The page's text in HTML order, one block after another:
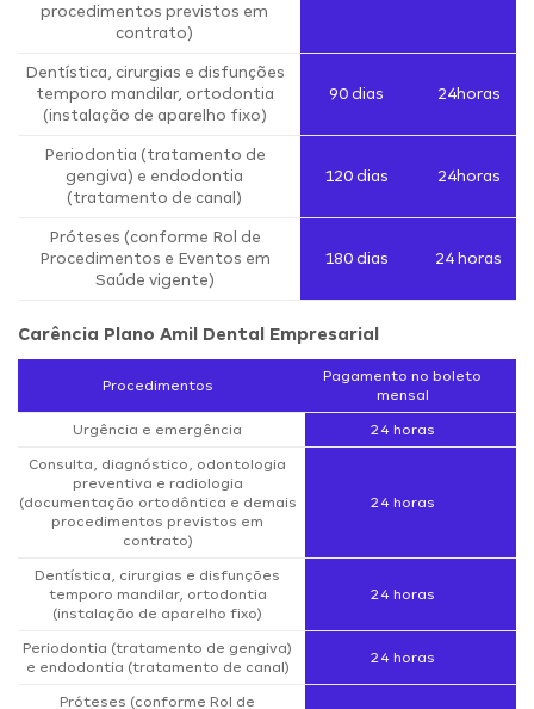
procedimentos previstos em
contrato)
Dentística, cirurgias e disfunções
temporo mandilar, ortodontia
(instalação de aparelho fixo)
90 dias 24horas
Periodontia (tratamento de
gengiva) e endodontia
(tratamento de canal)
120 dias 24horas
Próteses (conforme Rol de
Procedimentos e Eventos em
Saúde vigente)
180 dias 24 horas
Carência Plano Amil Dental Empresarial
Procedimentos
Pagamento no boleto
mensal
Urgência e emergência 24 horas
Consulta, diagnóstico, odontologia
preventiva e radiologia
(documentação ortodôntica e demais
procedimentos previstos em
contrato)
24 horas
Dentística, cirurgias e disfunções
temporo mandilar, ortodontia
(instalação de aparelho fixo)
24 horas
Periodontia (tratamento de gengiva)
e endodontia (tratamento de canal)
24 horas
Próteses (conforme Rol de